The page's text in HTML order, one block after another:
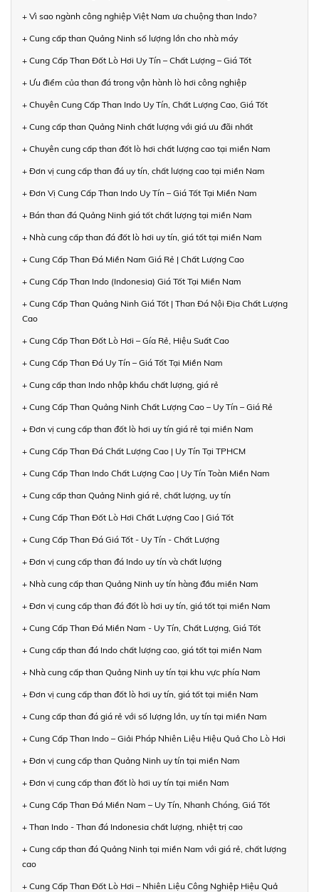
+ Vì sao ngành công nghiệp Việt Nam ưa chuộng than Indo?
+ Cung cấp than Quảng Ninh số lượng lớn cho nhà máy
+ Cung Cấp Than Đốt Lò Hơi Uy Tín – Chất Lượng – Giá Tốt
+ Ưu điểm của than đá trong vận hành lò hơi công nghiệp
+ Chuyên Cung Cấp Than Indo Uy Tín, Chất Lượng Cao, Giá Tốt
+ Cung cấp than Quảng Ninh chất lượng với giá ưu đãi nhất
+ Chuyên cung cấp than đốt lò hơi chất lượng cao tại miền Nam
+ Đơn vị cung cấp than đá uy tín, chất lượng cao tại miền Nam
+ Đơn Vị Cung Cấp Than Indo Uy Tín – Giá Tốt Tại Miền Nam
+ Bán than đá Quảng Ninh giá tốt chất lượng tại miền Nam
+ Nhà cung cấp than đá đốt lò hơi uy tín, giá tốt tại miền Nam
+ Cung Cấp Than Đá Miền Nam Giá Rẻ | Chất Lượng Cao
+ Cung Cấp Than Indo (Indonesia) Giá Tốt Tại Miền Nam
+ Cung Cấp Than Quảng Ninh Giá Tốt | Than Đá Nội Địa Chất Lượng
Cao
+ Cung Cấp Than Đốt Lò Hơi – Gía Rẻ, Hiệu Suất Cao
+ Cung Cấp Than Đá Uy Tín – Giá Tốt Tại Miền Nam
+ Cung cấp than Indo nhập khẩu chất lượng, giá rẻ
+ Cung Cấp Than Quảng Ninh Chất Lượng Cao – Uy Tín – Giá Rẻ
+ Đơn vị cung cấp than đốt lò hơi uy tín giá rẻ tại miền Nam
+ Cung Cấp Than Đá Chất Lượng Cao | Uy Tín Tại TPHCM
+ Cung Cấp Than Indo Chất Lượng Cao | Uy Tín Toàn Miền Nam
+ Cung cấp than Quảng Ninh giá rẻ, chất lượng, uy tín
+ Cung Cấp Than Đốt Lò Hơi Chất Lượng Cao | Giá Tốt
+ Cung Cấp Than Đá Giá Tốt - Uy Tín - Chất Lượng
+ Đơn vị cung cấp than đá Indo uy tín và chất lượng
+ Nhà cung cấp than Quảng Ninh uy tín hàng đầu miền Nam
+ Đơn vị cung cấp than đá đốt lò hơi uy tín, giá tốt tại miền Nam
+ Cung Cấp Than Đá Miền Nam - Uy Tín, Chất Lượng, Giá Tốt
+ Cung cấp than đá Indo chất lượng cao, giá tốt tại miền Nam
+ Nhà cung cấp than Quảng Ninh uy tín tại khu vực phía Nam
+ Đơn vị cung cấp than đốt lò hơi uy tín, giá tốt tại miền Nam
+ Cung cấp than đá giá rẻ với số lượng lớn, uy tín tại miền Nam
+ Cung Cấp Than Indo – Giải Pháp Nhiên Liệu Hiệu Quả Cho Lò Hơi
+ Đơn vị cung cấp than Quảng Ninh uy tín tại miền Nam
+ Đơn vị cung cấp than đốt lò hơi uy tín tại miền Nam
+ Cung Cấp Than Đá Miền Nam – Uy Tín, Nhanh Chóng, Giá Tốt
+ Than Indo - Than đá Indonesia chất lượng, nhiệt trị cao
+ Cung cấp than đá Quảng Ninh tại miền Nam với giá rẻ, chất lượng
cao
+ Cung Cấp Than Đốt Lò Hơi – Nhiên Liệu Công Nghiệp Hiệu Quả